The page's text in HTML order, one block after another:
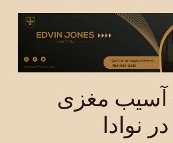
آسیب مغزی
نوادا